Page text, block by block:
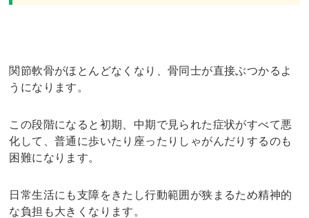
関節軟骨がほとんどなくなり、骨同士が直接ぶつかるよ
うになります。
この段階になると初期、中期で見られた症状がすべて悪
化して、普通に歩いたり座ったりしゃがんだりするのも
困難になります。
日常生活にも支障をきたし行動範囲が狭まるため精神的
な負担も大きくなります。